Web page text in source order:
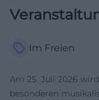
Im Freien
Am 25. Juli 2026
besonderen